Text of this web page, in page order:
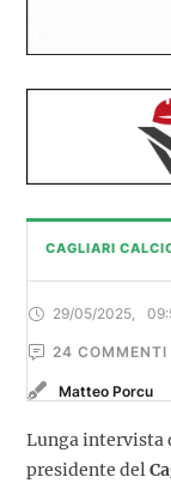
CAGLIARI
29/05/2025,
24 COMMENTI
Matteo Porcu
Lunga intervista
presidente del